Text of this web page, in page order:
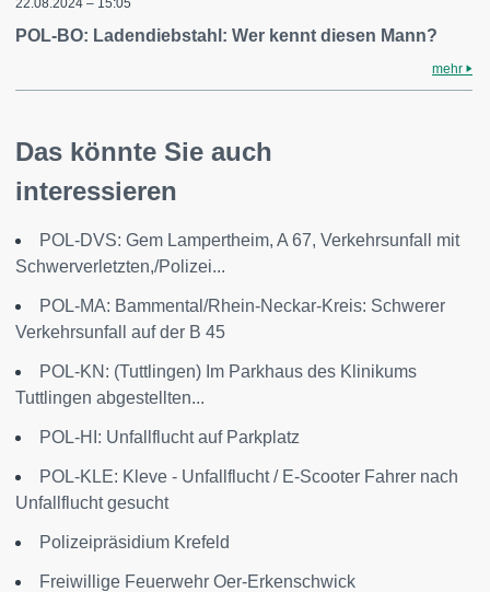
22.08.2024 – 15:05
POL-BO: Ladendiebstahl: Wer kennt diesen Mann?
mehr
Das könnte Sie auch
interessieren
POL-DVS: Gem Lampertheim, A 67, Verkehrsunfall mit
Schwerverletzten,/Polizei...
POL-MA: Bammental/Rhein-Neckar-Kreis: Schwerer
Verkehrsunfall auf der B 45
POL-KN: (Tuttlingen) Im Parkhaus des Klinikums
Tuttlingen abgestellten...
POL-HI: Unfallflucht auf Parkplatz
POL-KLE: Kleve - Unfallflucht / E-Scooter Fahrer nach
Unfallflucht gesucht
Polizeipräsidium Krefeld
Freiwillige Feuerwehr Oer-Erkenschwick